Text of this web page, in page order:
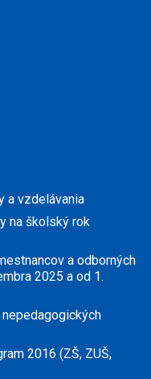
a vzdelávania
na školský rok
a odborných
2025 a od 1.
2016 (ZŠ, ZUŠ,